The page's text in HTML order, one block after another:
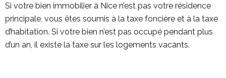
Si votre bien immobilier à Nice n’est pas votre résidence
principale, vous êtes soumis à la taxe foncière et à la taxe
d’habitation. Si votre bien n’est pas occupé pendant plus
d’un an, il existe la taxe sur les logements vacants.